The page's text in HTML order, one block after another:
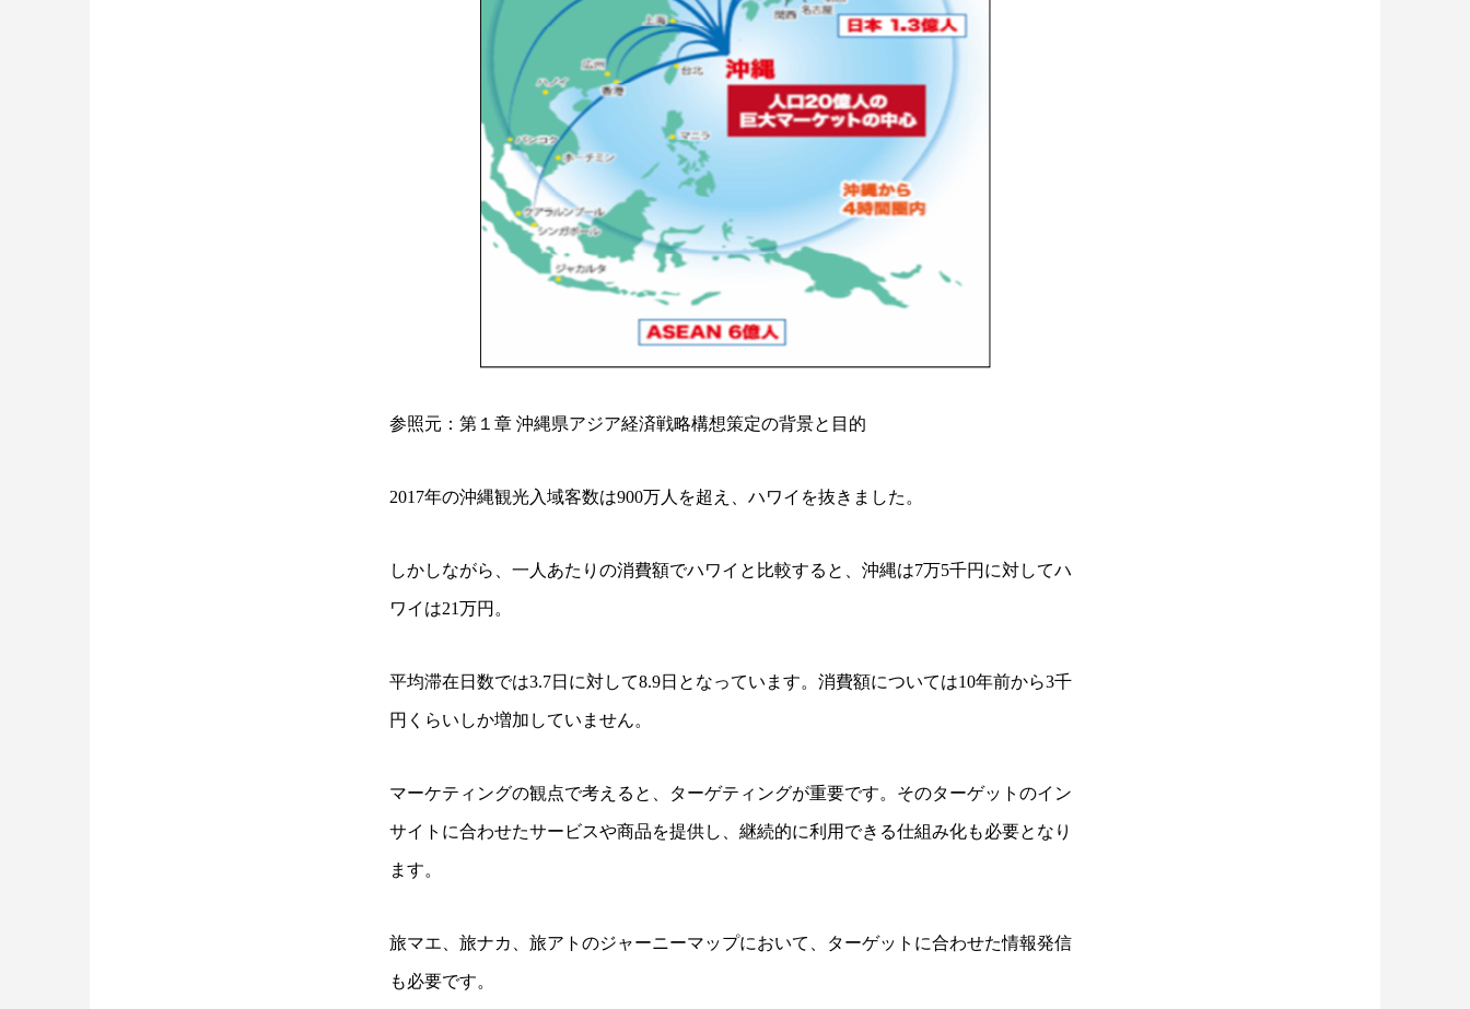
参照元：第１章 沖縄県アジア経済戦略構想策定の背景と目的
2017年の沖縄観光入域客数は900万人を超え、ハワイを抜きました。
しかしながら、一人あたりの消費額でハワイと比較すると、沖縄は7万5千円に対してハ
ワイは21万円。
平均滞在日数では3.7日に対して8.9日となっています。消費額については10年前から3千
円くらいしか増加していません。
マーケティングの観点で考えると、ターゲティングが重要です。そのターゲットのイン
サイトに合わせたサービスや商品を提供し、継続的に利用できる仕組み化も必要となり
ます。
旅マエ、旅ナカ、旅アトのジャーニーマップにおいて、ターゲットに合わせた情報発信
も必要です。